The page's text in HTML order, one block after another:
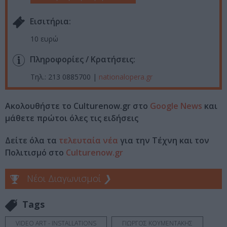
Eισιτήρια:
10 ευρώ
Πληροφορίες / Κρατήσεις:
Τηλ.: 213 0885700 | nationalopera.gr
Ακολουθήστε το Culturenow.gr στο Google News και
μάθετε πρώτοι όλες τις ειδήσεις
Δείτε όλα τα τελευταία νέα για την Τέχνη και τον
Πολιτισμό στο Culturenow.gr
Νέοι Διαγωνισμοί ❯
Tags
VIDEO ART - INSTALLATIONS ΓΙΩΡΓΟΣ ΚΟΥΜΕΝΤΑΚΗΣ